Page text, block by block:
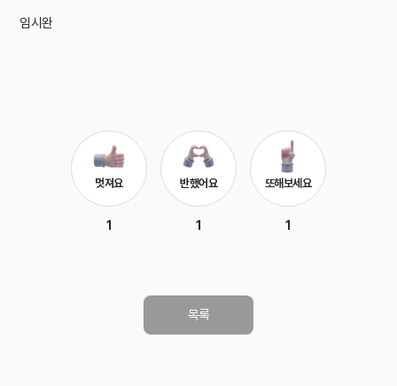
임시완
멋져요
1
반했어요
1
또해보세요
1
목록